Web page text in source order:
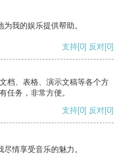
我的娱乐提供帮助。
支持[0] 反对[0]
档、表格、演示文稿等各个方
任务，非常方便。
支持[0] 反对[0]
情享受音乐的魅力。